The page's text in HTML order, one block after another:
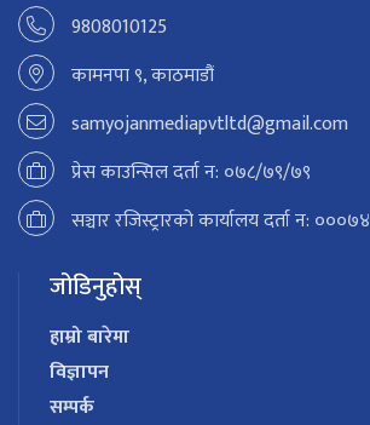
9808010125
कामनपा ९, काठमाडौं
samyojanmediapvtltd@gmail.com
प्रेस काउन्सिल दर्ता न: ०७८/७९/७९
सञ्चार रजिस्ट्रारको कार्यालय दर्ता न: ०००७४
जोडिनुहोस्
हाम्रो बारेमा
विज्ञापन
सम्पर्क